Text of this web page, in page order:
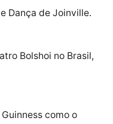
Dança de Joinville.
Bolshoi no Brasil,
como o